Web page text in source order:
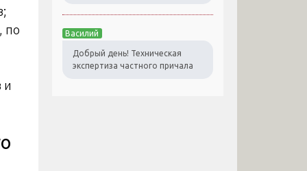
по
и
Василий
Добрый день! Техническая
экспертиза частного причала